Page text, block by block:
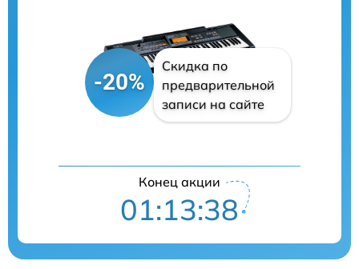
-20%
Скидка по
предварительной
записи на сайте
Конец акции
01:13:37